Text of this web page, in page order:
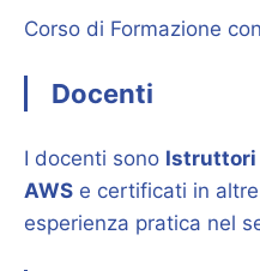
Corso di Formazione
Docenti
I docenti sono Istruttori
AWS e certificati in
esperienza pratica nel